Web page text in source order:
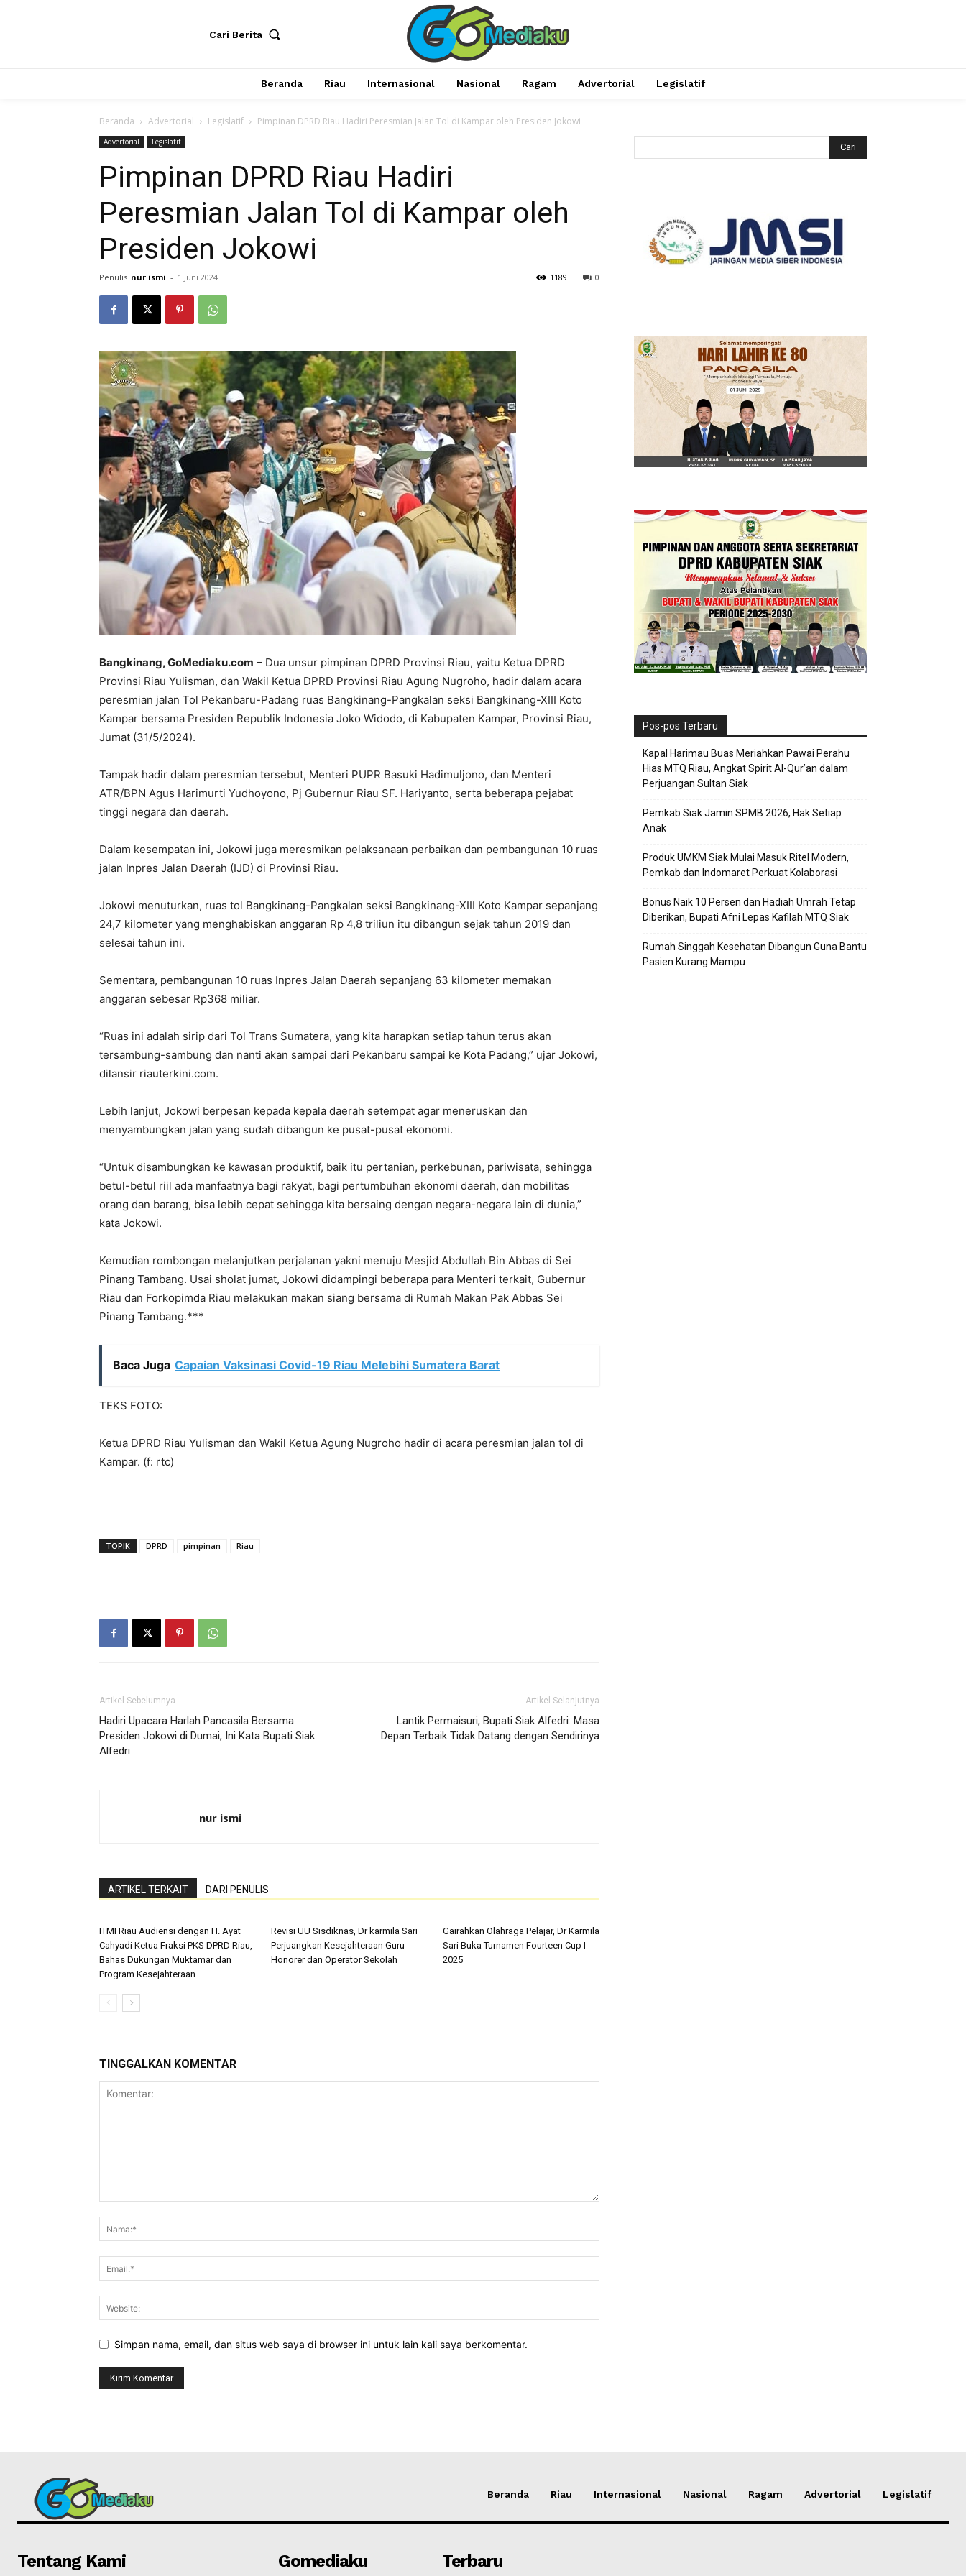
Cari Berita
Beranda Riau Internasional Nasional Ragam Advertorial Legislatif
Beranda Advertorial Legislatif Pimpinan DPRD Riau Hadiri Peresmian Jalan Tol di Kampar oleh Presiden Jokowi
Advertorial Legislatif
Pimpinan DPRD Riau Hadiri
Peresmian Jalan Tol di Kampar oleh
Presiden Jokowi
Penulis nur ismi - 1 Juni 2024 0
1189
Bangkinang, GoMediaku.com – Dua unsur pimpinan DPRD Provinsi Riau, yaitu Ketua DPRD
Provinsi Riau Yulisman, dan Wakil Ketua DPRD Provinsi Riau Agung Nugroho, hadir dalam acara
peresmian jalan Tol Pekanbaru-Padang ruas Bangkinang-Pangkalan seksi Bangkinang-XIII Koto
Kampar bersama Presiden Republik Indonesia Joko Widodo, di Kabupaten Kampar, Provinsi Riau,
Jumat (31/5/2024).
Tampak hadir dalam peresmian tersebut, Menteri PUPR Basuki Hadimuljono, dan Menteri
ATR/BPN Agus Harimurti Yudhoyono, Pj Gubernur Riau SF. Hariyanto, serta beberapa pejabat
tinggi negara dan daerah.
Dalam kesempatan ini, Jokowi juga meresmikan pelaksanaan perbaikan dan pembangunan 10 ruas
jalan Inpres Jalan Daerah (IJD) di Provinsi Riau.
Jokowi menuturkan, ruas tol Bangkinang-Pangkalan seksi Bangkinang-XIII Koto Kampar sepanjang
24,7 kilometer yang menghabiskan anggaran Rp 4,8 triliun itu dibangun sejak tahun 2019 dan
selesai tahun ini.
Sementara, pembangunan 10 ruas Inpres Jalan Daerah sepanjang 63 kilometer memakan
anggaran sebesar Rp368 miliar.
“Ruas ini adalah sirip dari Tol Trans Sumatera, yang kita harapkan setiap tahun terus akan
tersambung-sambung dan nanti akan sampai dari Pekanbaru sampai ke Kota Padang,” ujar Jokowi,
dilansir riauterkini.com.
Lebih lanjut, Jokowi berpesan kepada kepala daerah setempat agar meneruskan dan
menyambungkan jalan yang sudah dibangun ke pusat-pusat ekonomi.
“Untuk disambungkan ke kawasan produktif, baik itu pertanian, perkebunan, pariwisata, sehingga
betul-betul riil ada manfaatnya bagi rakyat, bagi pertumbuhan ekonomi daerah, dan mobilitas
orang dan barang, bisa lebih cepat sehingga kita bersaing dengan negara-negara lain di dunia,”
kata Jokowi.
Kemudian rombongan melanjutkan perjalanan yakni menuju Mesjid Abdullah Bin Abbas di Sei
Pinang Tambang. Usai sholat jumat, Jokowi didampingi beberapa para Menteri terkait, Gubernur
Riau dan Forkopimda Riau melakukan makan siang bersama di Rumah Makan Pak Abbas Sei
Pinang Tambang.***
Baca Juga Capaian Vaksinasi Covid-19 Riau Melebihi Sumatera Barat
TEKS FOTO:
Ketua DPRD Riau Yulisman dan Wakil Ketua Agung Nugroho hadir di acara peresmian jalan tol di
Kampar. (f: rtc)
TOPIK DPRD pimpinan Riau
Artikel Sebelumnya
Hadiri Upacara Harlah Pancasila Bersama
Presiden Jokowi di Dumai, Ini Kata Bupati Siak
Alfedri
Artikel Selanjutnya
Lantik Permaisuri, Bupati Siak Alfedri: Masa
Depan Terbaik Tidak Datang dengan Sendirinya
nur ismi
ARTIKEL TERKAIT DARI PENULIS
ITMI Riau Audiensi dengan H. Ayat
Cahyadi Ketua Fraksi PKS DPRD Riau,
Bahas Dukungan Muktamar dan
Program Kesejahteraan
Revisi UU Sisdiknas, Dr karmila Sari
Perjuangkan Kesejahteraan Guru
Honorer dan Operator Sekolah
Gairahkan Olahraga Pelajar, Dr Karmila
Sari Buka Turnamen Fourteen Cup I
2025
TINGGALKAN KOMENTAR
Simpan nama, email, dan situs web saya di browser ini untuk lain kali saya berkomentar.
Pos-pos Terbaru
Kapal Harimau Buas Meriahkan Pawai Perahu
Hias MTQ Riau, Angkat Spirit Al-Qur’an dalam
Perjuangan Sultan Siak
Pemkab Siak Jamin SPMB 2026, Hak Setiap
Anak
Produk UMKM Siak Mulai Masuk Ritel Modern,
Pemkab dan Indomaret Perkuat Kolaborasi
Bonus Naik 10 Persen dan Hadiah Umrah Tetap
Diberikan, Bupati Afni Lepas Kafilah MTQ Siak
Rumah Singgah Kesehatan Dibangun Guna Bantu
Pasien Kurang Mampu
Beranda Riau Internasional Nasional Ragam Advertorial Legislatif
Tentang Kami Gomediaku Terbaru